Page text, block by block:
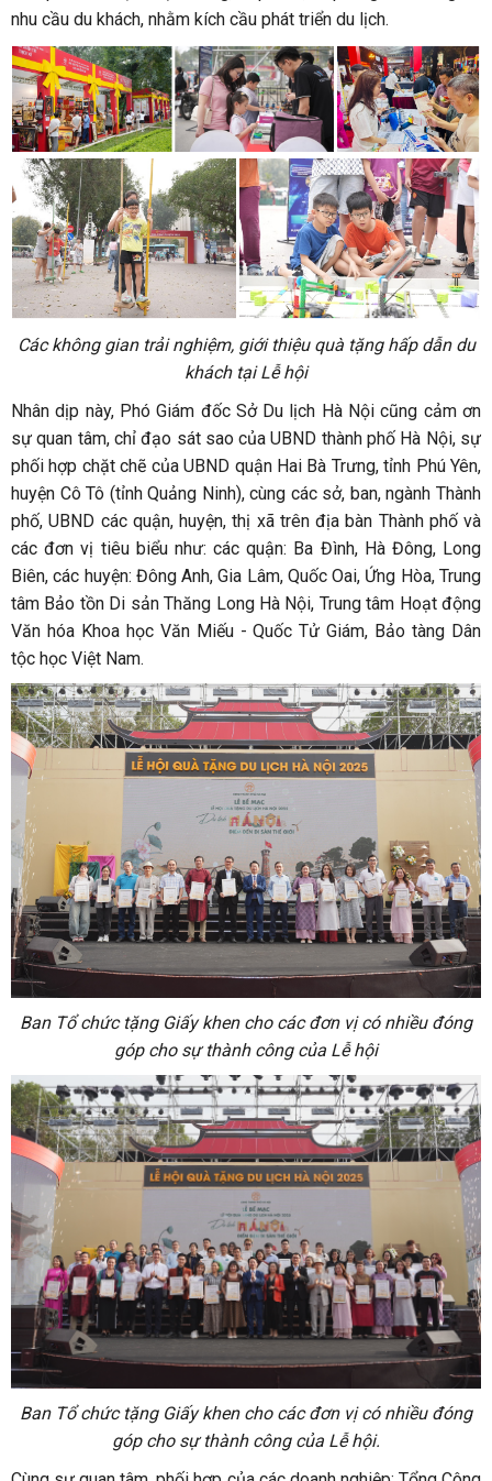
nhu cầu du khách, nhằm kích cầu phát triển du lịch.
Các không gian trải nghiệm, giới thiệu quà tặng hấp dẫn du
khách tại Lễ hội
Nhân dịp này, Phó Giám đốc Sở Du lịch Hà Nội cũng cảm ơn
sự quan tâm, chỉ đạo sát sao của UBND thành phố Hà Nội, sự
phối hợp chặt chẽ của UBND quận Hai Bà Trưng, tỉnh Phú Yên,
huyện Cô Tô (tỉnh Quảng Ninh), cùng các sở, ban, ngành Thành
phố, UBND các quận, huyện, thị xã trên địa bàn Thành phố và
các đơn vị tiêu biểu như: các quận: Ba Đình, Hà Đông, Long
Biên, các huyện: Đông Anh, Gia Lâm, Quốc Oai, Ứng Hòa, Trung
tâm Bảo tồn Di sản Thăng Long Hà Nội, Trung tâm Hoạt động
Văn hóa Khoa học Văn Miếu - Quốc Tử Giám, Bảo tàng Dân
tộc học Việt Nam.
Ban Tổ chức tặng Giấy khen cho các đơn vị có nhiều đóng
góp cho sự thành công của Lễ hội
Ban Tổ chức tặng Giấy khen cho các đơn vị có nhiều đóng
góp cho sự thành công của Lễ hội.